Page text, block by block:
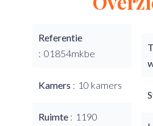
Referentie
01854mkbe
Kamers 10 kamers
Ruimte
1190